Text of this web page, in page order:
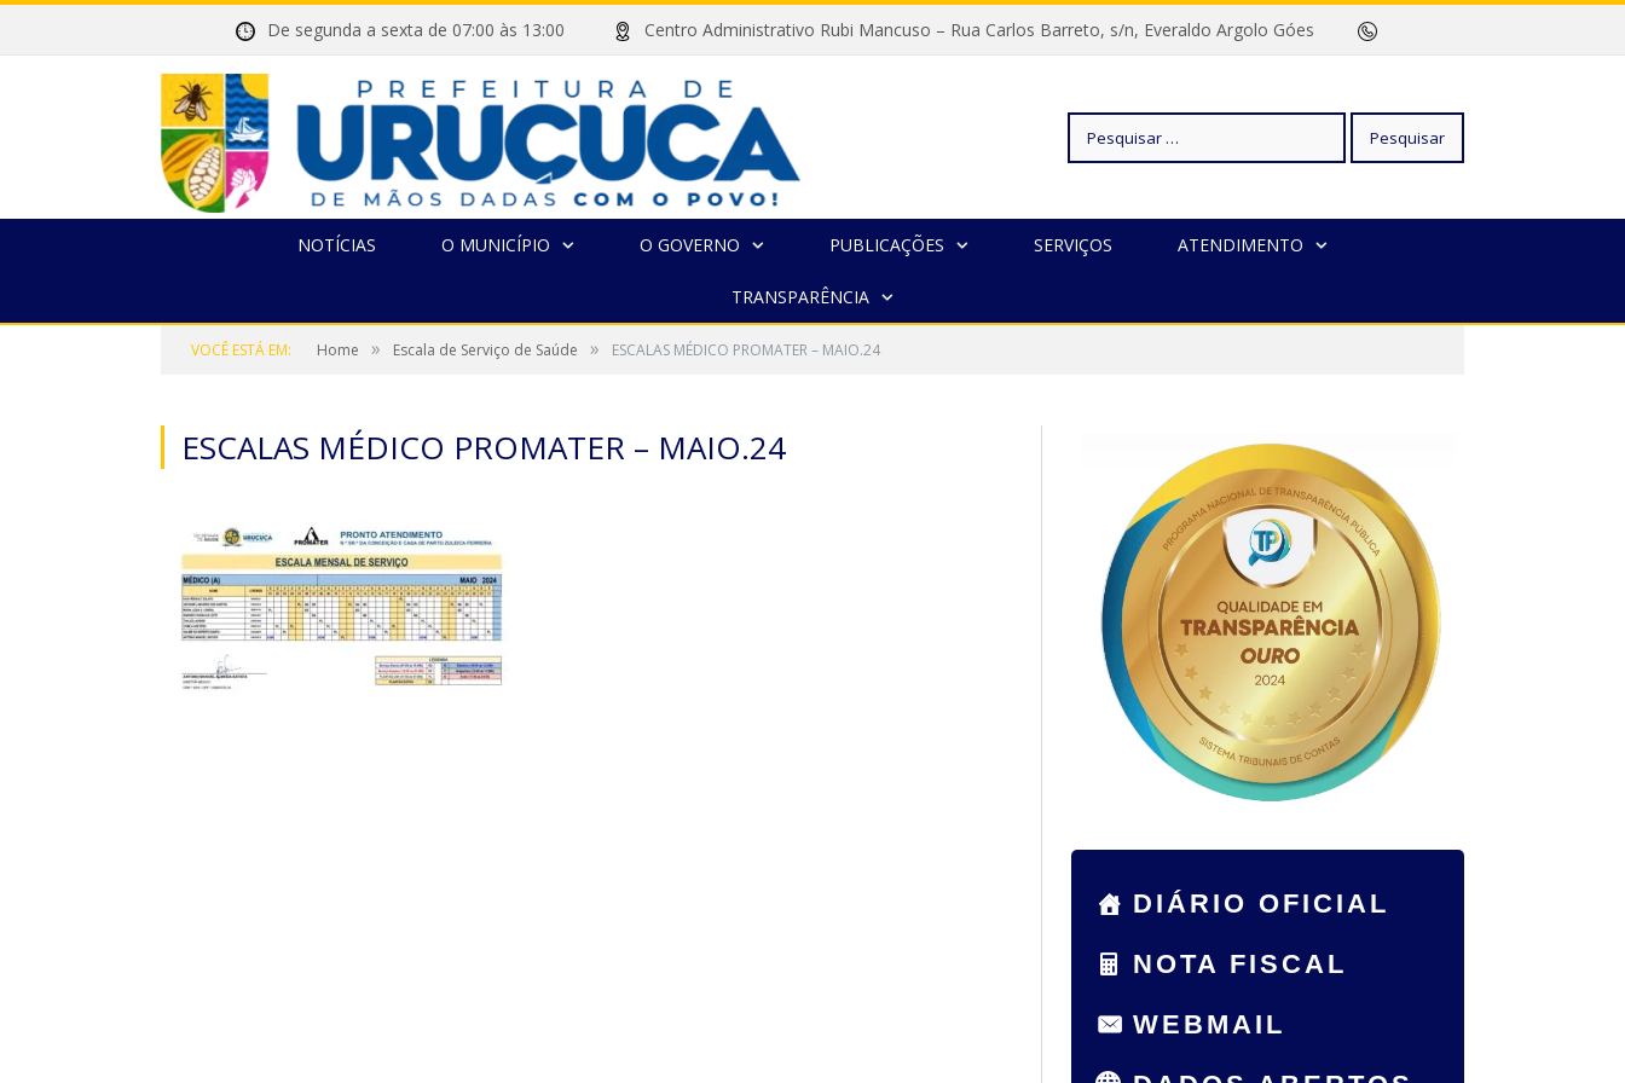
De segunda a sexta de 07:00 às 13:00 Centro Administrativo Rubi Mancuso – Rua Carlos Barreto, s/n, Everaldo Argolo Góes
Pesquisar
NOTÍCIAS O MUNICÍPIO O GOVERNO PUBLICAÇÕES SERVIÇOS ATENDIMENTO
TRANSPARÊNCIA
VOCÊ ESTÁ EM: Home » Escala de Serviço de Saúde » ESCALAS MÉDICO PROMATER – MAIO.24
ESCALAS MÉDICO PROMATER – MAIO.24
DIÁRIO OFICIAL
NOTA FISCAL
WEBMAIL